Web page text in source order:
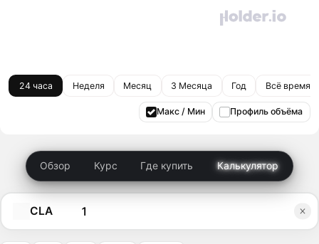
24 часа Неделя Месяц 3 Месяца Год Всё время
Макс / Мин Профиль объёма
Обзор Курс Где купить Калькулятор
CLA